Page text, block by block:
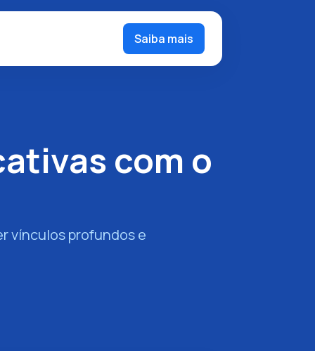
Saiba mais
com o
vínculos profundos e